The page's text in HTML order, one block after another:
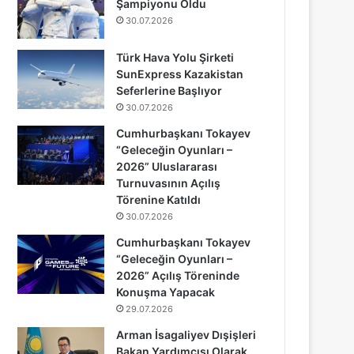
Şampiyonu Oldu
30.07.2026
Türk Hava Yolu Şirketi
SunExpress Kazakistan
Seferlerine Başlıyor
30.07.2026
Cumhurbaşkanı Tokayev
“Geleceğin Oyunları –
2026” Uluslararası
Turnuvasının Açılış
Törenine Katıldı
30.07.2026
Cumhurbaşkanı Tokayev
“Geleceğin Oyunları –
2026” Açılış Töreninde
Konuşma Yapacak
29.07.2026
Arman İsagaliyev Dışişleri
Bakan Yardımcısı Olarak